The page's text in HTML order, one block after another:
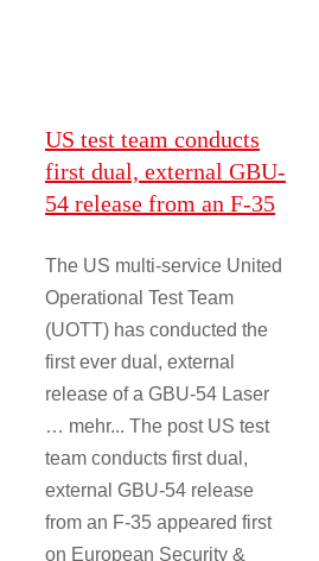
US test team conducts
first dual, external GBU-
54 release from an F-35
The US multi-service United
Operational Test Team
(UOTT) has conducted the
first ever dual, external
release of a GBU-54 Laser
… mehr... The post US test
team conducts first dual,
external GBU-54 release
from an F-35 appeared first
on European Security &